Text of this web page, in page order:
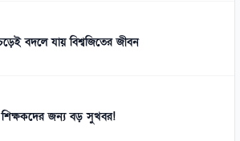
বদলে যায় বিশ্বজিতের জীবন
শিক্ষকদের জন্য বড় সুখবর!